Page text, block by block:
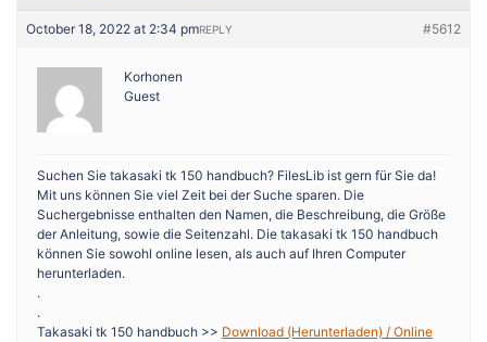
October 18, 2022 at 2:34 pm #5612
REPLY
Korhonen
Guest
Suchen Sie takasaki tk 150 handbuch? FilesLib ist gern für Sie da!
Mit uns können Sie viel Zeit bei der Suche sparen. Die
Suchergebnisse enthalten den Namen, die Beschreibung, die Größe
der Anleitung, sowie die Seitenzahl. Die takasaki tk 150 handbuch
können Sie sowohl online lesen, als auch auf Ihren Computer
herunterladen.
.
.
Takasaki tk 150 handbuch >> Download (Herunterladen) / Online